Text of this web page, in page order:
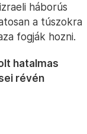
háborús
a túszokra
fogják hozni.
hatalmas
révén